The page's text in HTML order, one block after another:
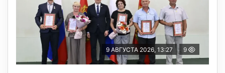
9 АВГУСТА 2026, 13:27 9